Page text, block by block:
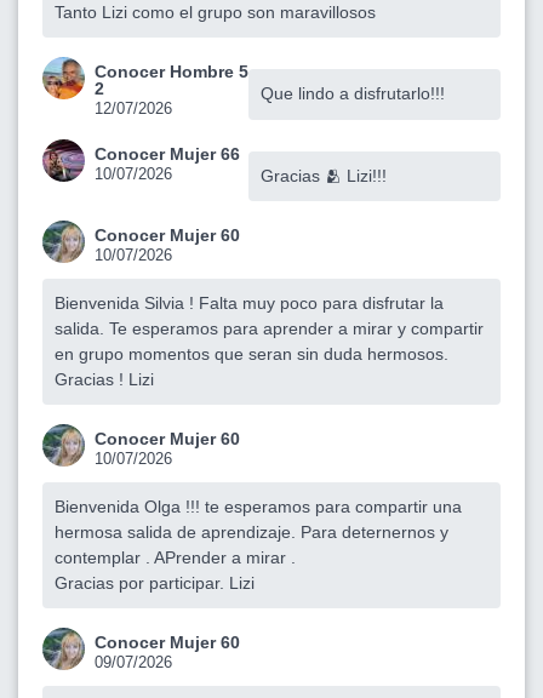
Tanto Lizi como el grupo son maravillosos
Conocer Hombre 5
2
12/07/2026
Que lindo a disfrutarlo!!!
Conocer Mujer 66
10/07/2026 Gracias 🫂 Lizi!!!
Conocer Mujer 60
10/07/2026
Bienvenida Silvia ! Falta muy poco para disfrutar la
salida. Te esperamos para aprender a mirar y compartir
en grupo momentos que seran sin duda hermosos.
Gracias ! Lizi
Conocer Mujer 60
10/07/2026
Bienvenida Olga !!! te esperamos para compartir una
hermosa salida de aprendizaje. Para deternernos y
contemplar . APrender a mirar .
Gracias por participar. Lizi
Conocer Mujer 60
09/07/2026